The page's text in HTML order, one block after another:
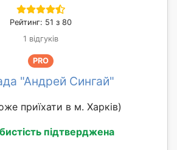
Рейтинг: 51 з 80
1 відгуків
PRO
"Андрей Сингай"
приїхати в м. Харків)
підтверджена